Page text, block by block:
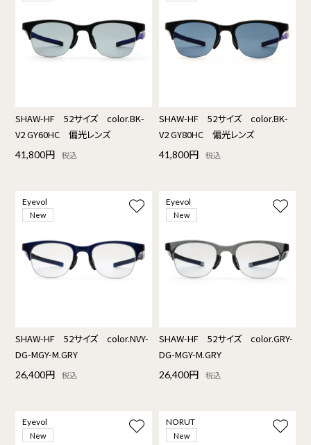
SHAW-HF 52サイズ color.BK-
V2 GY60HC 偏光レンズ
41,800円 税込
SHAW-HF 52サイズ color.BK-
V2 GY80HC 偏光レンズ
41,800円 税込
Eyevol
New
SHAW-HF 52サイズ color.NVY-
DG-MGY-M.GRY
26,400円 税込
Eyevol
New
SHAW-HF 52サイズ color.GRY-
DG-MGY-M.GRY
26,400円 税込
Eyevol
New
NORUT
New